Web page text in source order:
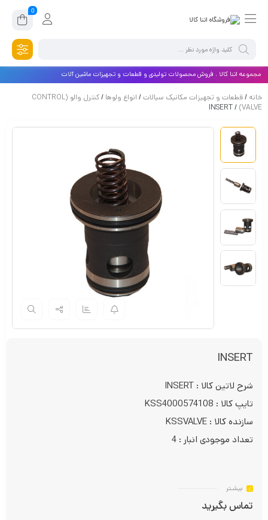
0
مجموعه اتنا کالا ، فروش محصولات تولیدی و قطعات و تجهیزات ماشین آلات
خانه /قطعات و تجهیزات مکانیک سیالات/ انواع ولوها /
کنترل والو (CONTROL
VALVE)
/ INSERT
INSERT
شرح لاتین کالا : INSERT
تایپ کالا : KSS4000574108
سازنده کالا : KSSVALVE
تعداد موجودی انبار : 4
بیشـتر
تماس بگیرید